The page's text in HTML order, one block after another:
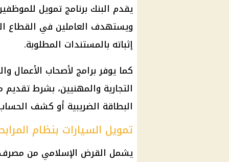
يقدم البنك برنامج تمويل
ويستهدف العاملين في القطاع
إثباته بالمستندات المطلوبة.
كما يوفر برامج لأصحاب
التجارية والمهنيين، بشرط
البطاقة الضريبية أو كشف
تمويل السيارات بنظام
يشمل القرض الإسلامي من مصرف